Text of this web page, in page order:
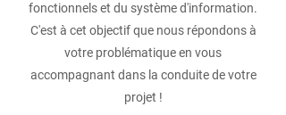
fonctionnels et du système d'information.
C'est à cet objectif que nous répondons à
votre problématique en vous
accompagnant dans la conduite de votre
projet !